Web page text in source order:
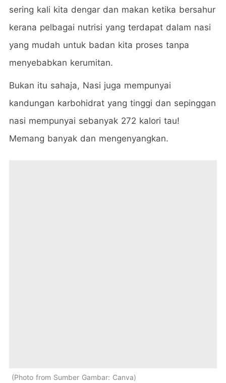
sering kali kita dengar dan makan ketika bersahur
kerana pelbagai nutrisi yang terdapat dalam nasi
yang mudah untuk badan kita proses tanpa
menyebabkan kerumitan.
Bukan itu sahaja, Nasi juga mempunyai
kandungan karbohidrat yang tinggi dan sepinggan
nasi mempunyai sebanyak 272 kalori tau!
Memang banyak dan mengenyangkan.
Photo from Sumber Gambar: Canva